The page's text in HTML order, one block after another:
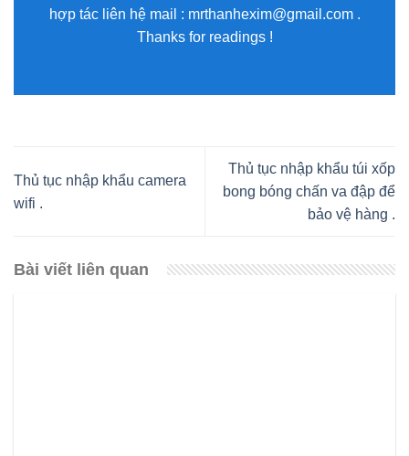
hợp tác liên hệ mail : mrthanhexim@gmail.com .
Thanks for readings !
Thủ tục nhập khẩu camera
wifi .
Thủ tục nhập khẩu túi xốp
bong bóng chấn va đập để
bảo vệ hàng .
Bài viết liên quan